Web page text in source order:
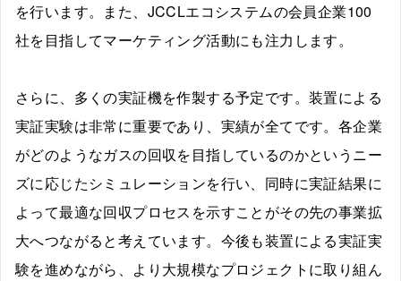
を行います。また、JCCLエコシステムの会員企業100
社を目指してマーケティング活動にも注力します。
さらに、多くの実証機を作製する予定です。装置による
実証実験は非常に重要であり、実績が全てです。各企業
がどのようなガスの回収を目指しているのかというニー
ズに応じたシミュレーションを行い、同時に実証結果に
よって最適な回収プロセスを示すことがその先の事業拡
大へつながると考えています。今後も装置による実証実
験を進めながら、より大規模なプロジェクトに取り組ん